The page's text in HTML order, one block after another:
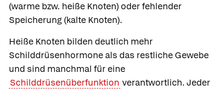
(warme bzw. heiße Knoten) oder fehlender
Speicherung (kalte Knoten).
Heiße Knoten bilden deutlich mehr
Schilddrüsenhormone als das restliche Gewebe
und sind manchmal für eine
Schilddrüsenüberfunktion verantwortlich. Jeder